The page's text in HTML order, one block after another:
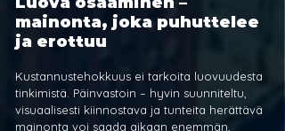
mainonta, joka puhuttelee
ja erottuu
Kustannustehokkuus ei tarkoita luovuudesta
tinkimistä. Päinvastoin – hyvin suunniteltu,
visuaalisesti kiinnostava ja tunteita herättävä
mainonta voi saada aikaan enemmän,